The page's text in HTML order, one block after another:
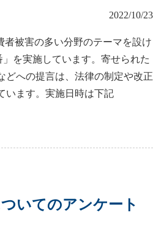
2022/10/23
者被害の多い分野のテーマを設け
を実施しています。寄せられた
どへの提言は、法律の制定や改正
います。実施日時は下記
いてのアンケート